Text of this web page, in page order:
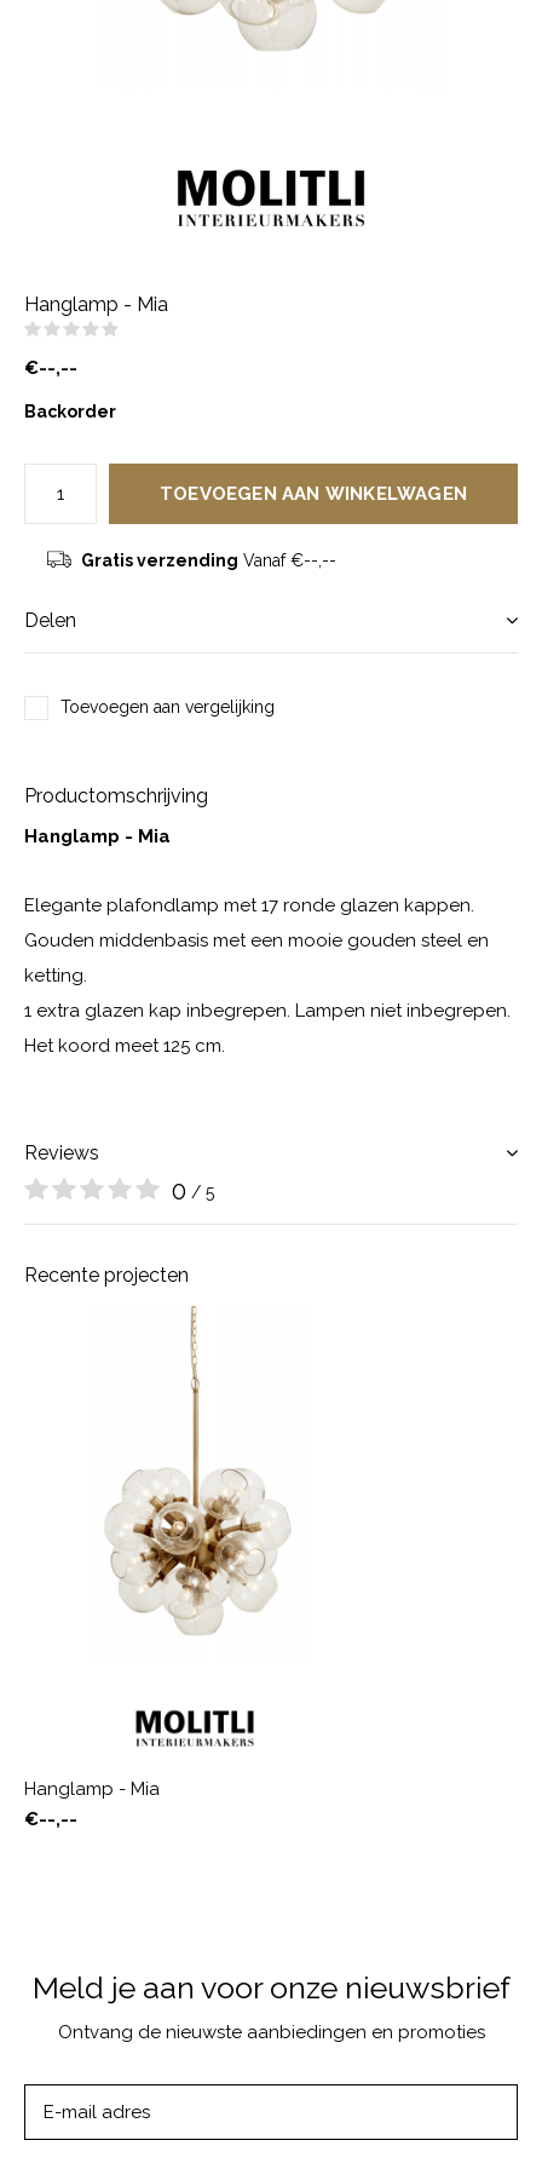
Hanglamp - Mia
€--,--
Backorder
TOEVOEGEN AAN WINKELWAGEN
Gratis verzending Vanaf €--,--
Delen
Toevoegen aan vergelijking
Productomschrijving
Hanglamp - Mia
Elegante plafondlamp met 17 ronde glazen kappen.
Gouden middenbasis met een mooie gouden steel en
ketting.
1 extra glazen kap inbegrepen. Lampen niet inbegrepen.
Het koord meet 125 cm.
Reviews
0 / 5
Recente projecten
Hanglamp - Mia
€--,--
Meld je aan voor onze nieuwsbrief
Ontvang de nieuwste aanbiedingen en promoties